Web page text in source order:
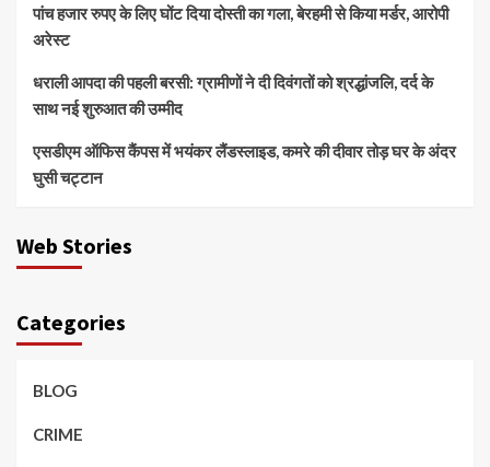
पांच हजार रुपए के लिए घोंट दिया दोस्ती का गला, बेरहमी से किया मर्डर, आरोपी
अरेस्ट
धराली आपदा की पहली बरसी: ग्रामीणों ने दी दिवंगतों को श्रद्धांजलि, दर्द के
साथ नई शुरुआत की उम्मीद
एसडीएम ऑफिस कैंपस में भयंकर लैंडस्लाइड, कमरे की दीवार तोड़ घर के अंदर
घुसी चट्टान
Web Stories
Categories
BLOG
CRIME